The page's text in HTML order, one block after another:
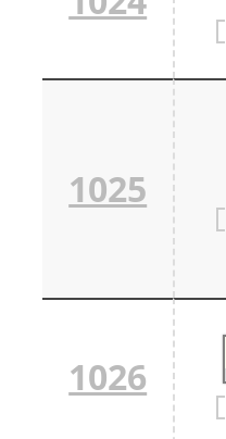
1025
1026